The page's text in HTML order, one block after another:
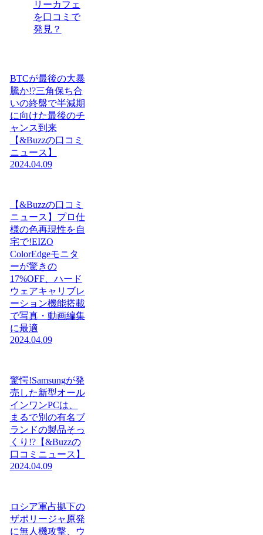
リーカフェ
を口コミで
発見？
BTCが最後の大暴
騰か!?三角保ち合
いの終盤で半減期
に向けた最後のチ
ャンス到来
【&Buzzの口コミ
ニュース】
2024.04.09
【&Buzzの口コミ
ニュース】プロ仕
様の色再現性を自
宅で!EIZO
ColorEdgeモニタ
ーが驚きの
17%OFF、ハード
ウェアキャリブレ
ーション機能搭載
で写真・動画編集
に最適
2024.04.09
驚愕!Samsungが発
売した新型オール
インワンPCは、
まるで別の有名ブ
ランドの製品そっ
くり!?【&Buzzの
口コミニュース】
2024.04.09
ロシア軍占拠下の
ザポリージャ原発
に無人機攻撃、ウ